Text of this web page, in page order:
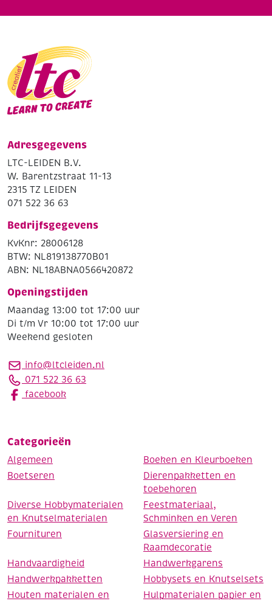
Adresgegevens
LTC-LEIDEN B.V.
W. Barentzstraat 11-13
2315 TZ LEIDEN
071 522 36 63
Bedrijfsgegevens
KvKnr: 28006128
BTW: NL819138770B01
ABN: NL18ABNA0566420872
Openingstijden
Maandag 13:00 tot 17:00 uur
Di t/m Vr 10:00 tot 17:00 uur
Weekend gesloten
info@ltcleiden.nl
071 522 36 63
facebook
Categorieën
Algemeen
Boeken en Kleurboeken
Boetseren
Dierenpakketten en
toebehoren
Diverse Hobbymaterialen
en Knutselmaterialen
Feestmateriaal,
Schminken en Veren
Fournituren
Glasversiering en
Raamdecoratie
Handvaardigheid
Handwerkgarens
Handwerkpakketten
Hobbysets en Knutselsets
Houten materialen en
Hulpmaterialen papier en